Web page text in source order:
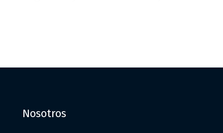
Nosotros